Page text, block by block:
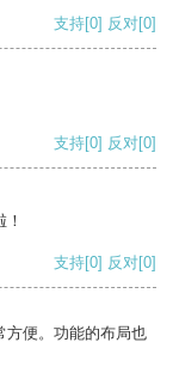
支持[0] 反对[0]
支持[0] 反对[0]
支持[0] 反对[0]
方便。功能的布局也